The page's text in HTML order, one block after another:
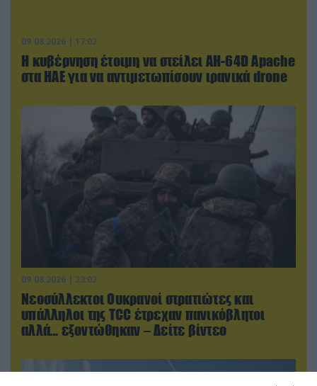
09.08.2026 | 17:02
Η κυβέρνηση έτοιμη να στείλει AH-64D Apache
στα ΗΑΕ για να αντιμετωπίσουν ιρανικά drone
09.08.2026 | 23:02
Νεοσύλλεκτοι Ουκρανοί στρατιώτες και
υπάλληλοι της TCC έτρεχαν πανικόβλητοι
αλλά… εξοντώθηκαν – Δείτε βίντεο